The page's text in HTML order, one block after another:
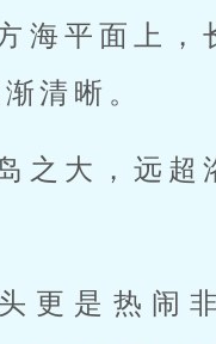
海平面上，
清晰。
之大，远超
更是热闹